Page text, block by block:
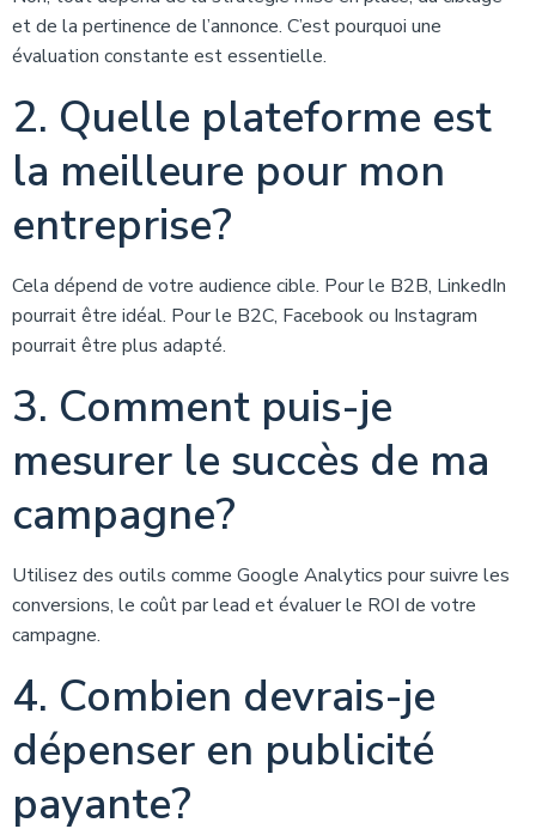
et de la pertinence de l’annonce. C’est pourquoi une
évaluation constante est essentielle.
2. Quelle plateforme est
la meilleure pour mon
entreprise?
Cela dépend de votre audience cible. Pour le B2B, LinkedIn
pourrait être idéal. Pour le B2C, Facebook ou Instagram
pourrait être plus adapté.
3. Comment puis-je
mesurer le succès de ma
campagne?
Utilisez des outils comme Google Analytics pour suivre les
conversions, le coût par lead et évaluer le ROI de votre
campagne.
4. Combien devrais-je
dépenser en publicité
payante?